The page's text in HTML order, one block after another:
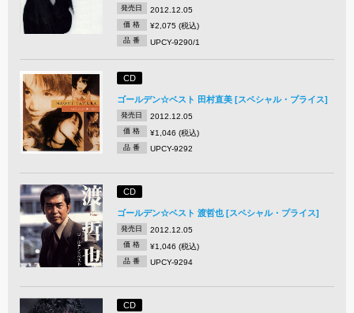
発売日 2012.12.05
価 格 ¥2,075 (税込)
品 番 UPCY-9290/1
CD
ゴールデン☆ベスト 田村直美 [スペシャル・プライス]
発売日 2012.12.05
価 格 ¥1,046 (税込)
品 番 UPCY-9292
CD
ゴールデン☆ベスト 渡哲也 [スペシャル・プライス]
発売日 2012.12.05
価 格 ¥1,046 (税込)
品 番 UPCY-9294
CD